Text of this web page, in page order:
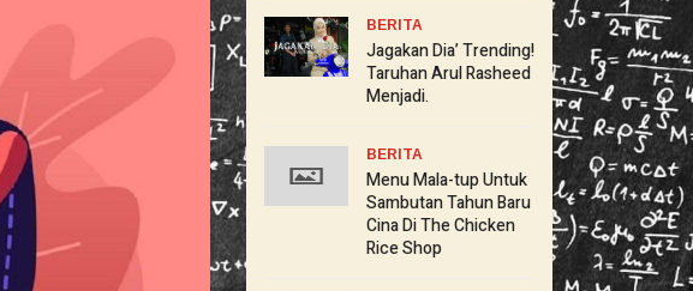
BERITA
Jagakan Dia’ Trending!
Taruhan Arul Rasheed
Menjadi.
BERITA
Menu Mala-tup Untuk
Sambutan Tahun Baru
Cina Di The Chicken
Rice Shop